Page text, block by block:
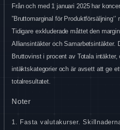
Från och med 1 januari 2025 har
”Bruttomarginal för Produktförsäljning‘’
Tidigare exkluderade måttet den
Alliansintäkter och Samarbetsintäkter.
Bruttovinst i procent av Totala
intäktskategorier och är avsett att ge
totalresultatet.
Noter
1. Fasta valutakurser.